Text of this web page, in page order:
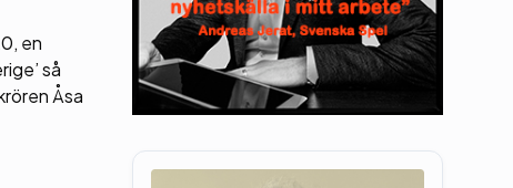
en
så
Åsa